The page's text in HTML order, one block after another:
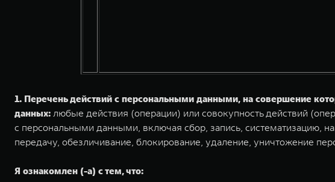
1. Перечень действий с персональными данными, на совершение
данных: любые действия (операции) или совокупность действий
с персональными данными, включая сбор, запись, систематизацию,
передачу, обезличивание, блокирование, удаление, уничтожение
Я ознакомлен (-а) с тем, что: